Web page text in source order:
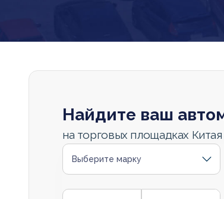
Найдите ваш
на торговых площадках Китая
Выберите марку